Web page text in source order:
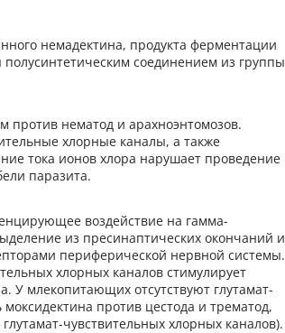
немадектина, продукта ферментации
соединением из группы
против нематод и арахноэнтомозов.
хлорные каналы, а также
тока ионов хлора нарушает проведение
паразита.
воздействие на гамма-
из пресинаптических окончаний и
периферической нервной системы.
хлорных каналов стимулирует
У млекопитающих отсутствуют глутамат-
против цестода и трематод,
чувствительных хлорных каналов).